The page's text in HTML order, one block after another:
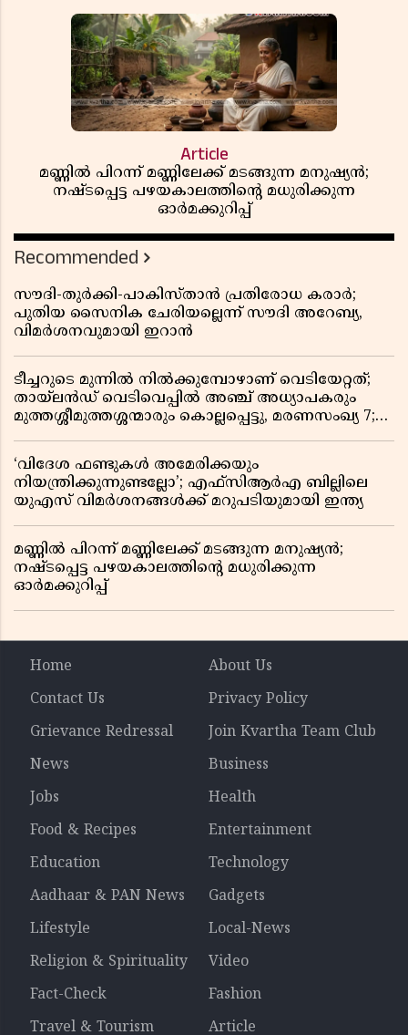
Article
മണ്ണിൽ പിറന്ന് മണ്ണിലേക്ക് മടങ്ങുന്ന മനുഷ്യൻ;
നഷ്ടപ്പെട്ട പഴയകാലത്തിൻ്റെ മധുരിക്കുന്ന
ഓർമക്കുറിപ്പ്
Recommended
സൗദി-തുർക്കി-പാകിസ്താൻ പ്രതിരോധ കരാർ;
പുതിയ സൈനിക ചേരിയല്ലെന്ന് സൗദി അറേബ്യ,
വിമർശനവുമായി ഇറാൻ
ടീച്ചറുടെ മുന്നിൽ നിൽക്കുമ്പോഴാണ് വെടിയേറ്റത്;
തായ്‌ലൻഡ് വെടിവെപ്പിൽ അഞ്ച് അധ്യാപകരും
മുത്തശ്ശീമുത്തശ്ശന്മാരും കൊല്ലപ്പെട്ടു, മരണസംഖ്യ 7;
‘വിദേശ ഫണ്ടുകൾ അമേരിക്കയും
നിയന്ത്രിക്കുന്നുണ്ടല്ലോ’; എഫ്സിആർഎ ബില്ലിലെ
യുഎസ് വിമർശനങ്ങൾക്ക് മറുപടിയുമായി ഇന്ത്യ
മണ്ണിൽ പിറന്ന് മണ്ണിലേക്ക് മടങ്ങുന്ന മനുഷ്യൻ;
നഷ്ടപ്പെട്ട പഴയകാലത്തിൻ്റെ മധുരിക്കുന്ന
ഓർമക്കുറിപ്പ്
Home
About Us
Contact Us
Privacy Policy
Grievance Redressal
Join Kvartha Team Club
News
Business
Jobs
Health
Food & Recipes
Entertainment
Education
Technology
Aadhaar & PAN News
Gadgets
Lifestyle
Local-News
Religion & Spirituality
Video
Fact-Check
Fashion
Travel & Tourism
Article